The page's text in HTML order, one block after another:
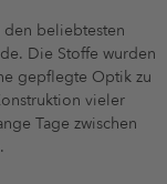
beliebtesten
Die Stoffe wurden
gepflegte Optik zu
vieler
Tage zwischen